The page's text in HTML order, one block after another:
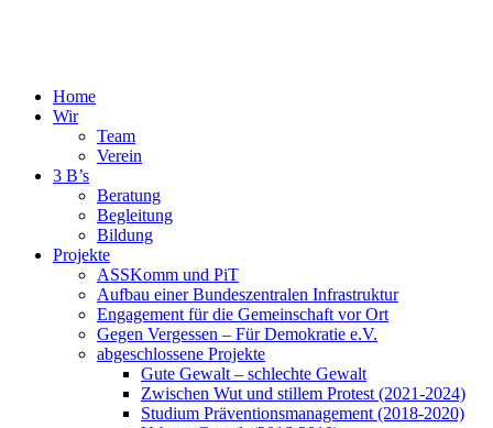
Home
Wir
Team
Verein
3 B’s
Beratung
Begleitung
Bildung
Projekte
ASSKomm und PiT
Aufbau einer Bundeszentralen Infrastruktur
Engagement für die Gemeinschaft vor Ort
Gegen Vergessen – Für Demokratie e.V.
abgeschlossene Projekte
Gute Gewalt – schlechte Gewalt
Zwischen Wut und stillem Protest (2021-2024)
Studium Präventionsmanagement (2018-2020)